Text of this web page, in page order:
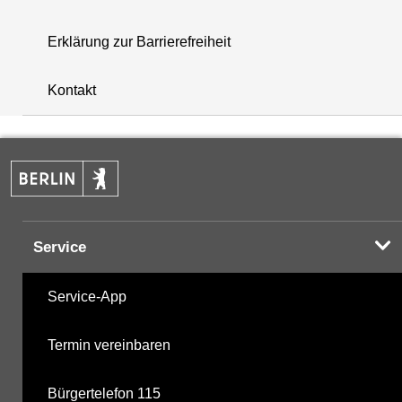
+
−
Erklärung zur Barrierefreiheit
Kontakt
Service
Service-App
Termin vereinbaren
Bürgertelefon 115